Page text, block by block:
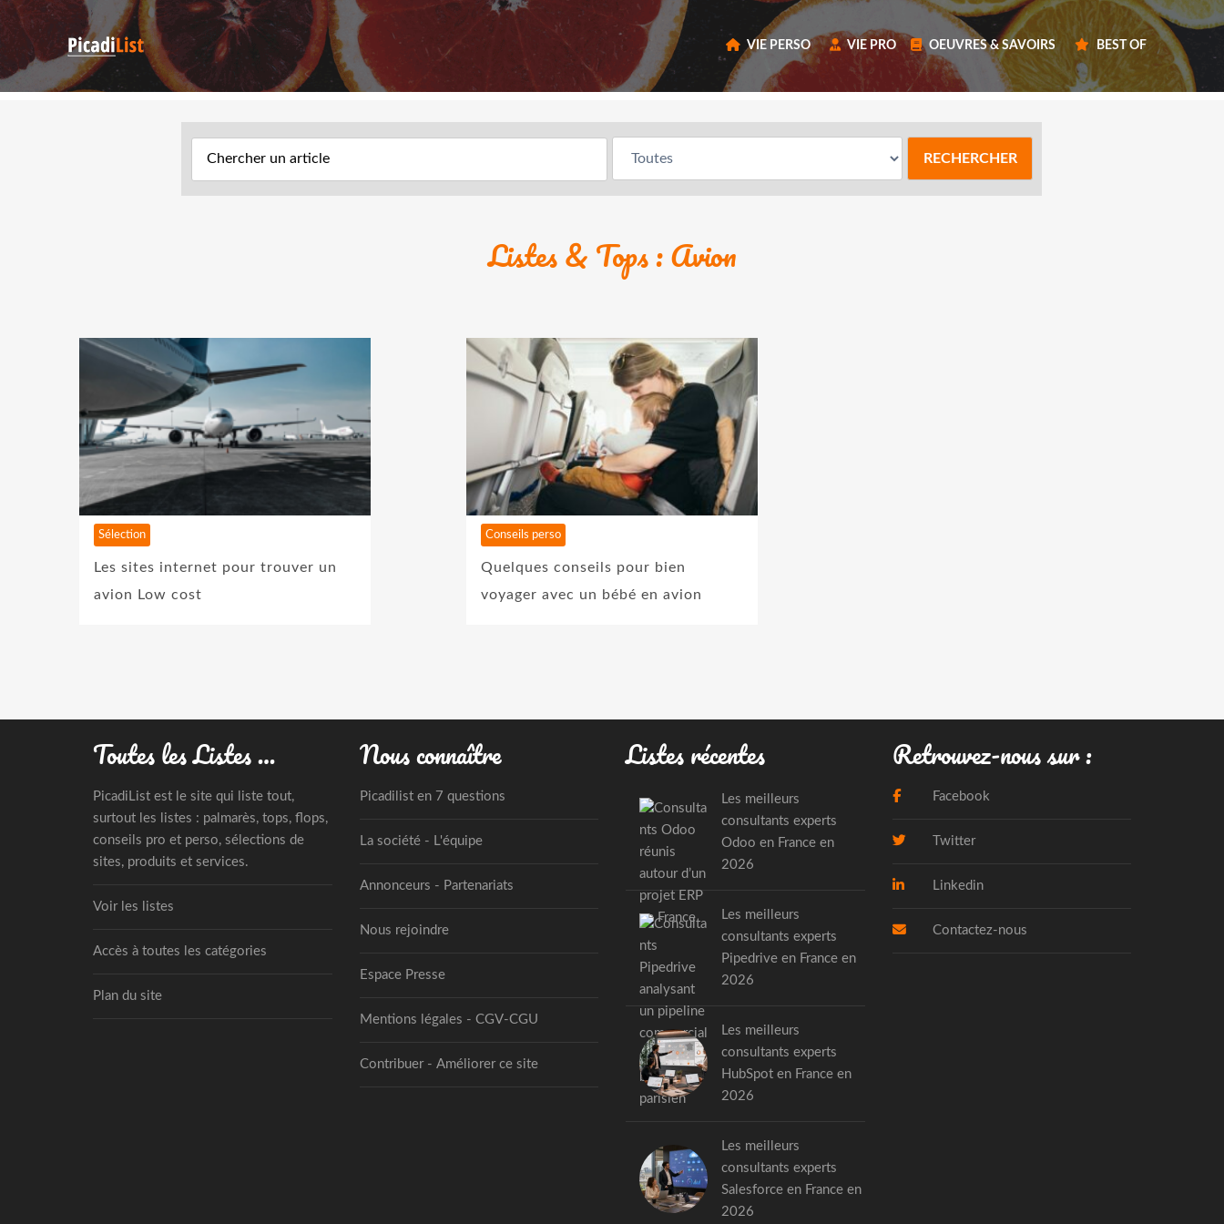
VIE PERSO VIE PRO OEUVRES & SAVOIRS BEST OF
Listes & Tops : Avion
Sélection
Les sites internet pour trouver un
avion Low cost
Conseils perso
Quelques conseils pour bien
voyager avec un bébé en avion
Toutes les Listes …
PicadiList est le site qui liste tout,
surtout les listes : palmarès, tops, flops,
conseils pro et perso, sélections de
sites, produits et services.
Voir les listes
Accès à toutes les catégories
Plan du site
Nous connaître
Picadilist en 7 questions
La société - L'équipe
Annonceurs - Partenariats
Nous rejoindre
Espace Presse
Mentions légales - CGV-CGU
Contribuer - Améliorer ce site
Listes récentes
Les meilleurs
consultants experts
Odoo en France en
2026
Les meilleurs
consultants experts
Pipedrive en France en
2026
Les meilleurs
consultants experts
HubSpot en France en
2026
Les meilleurs
consultants experts
Salesforce en France en
2026
Retrouvez-nous sur :
Facebook
Twitter
Linkedin
Contactez-nous